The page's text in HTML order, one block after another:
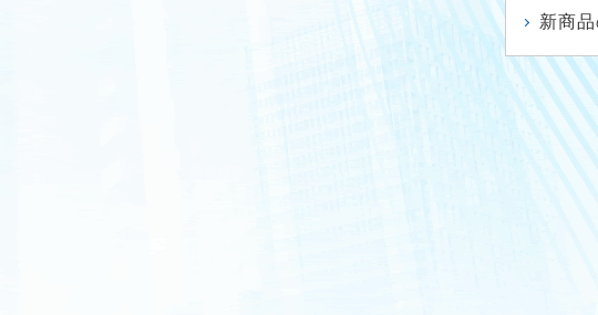
新商